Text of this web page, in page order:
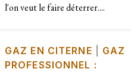
l'on veut le faire déterrer....
GAZ EN CITERNE
GAZ
PROFESSIONNEL :